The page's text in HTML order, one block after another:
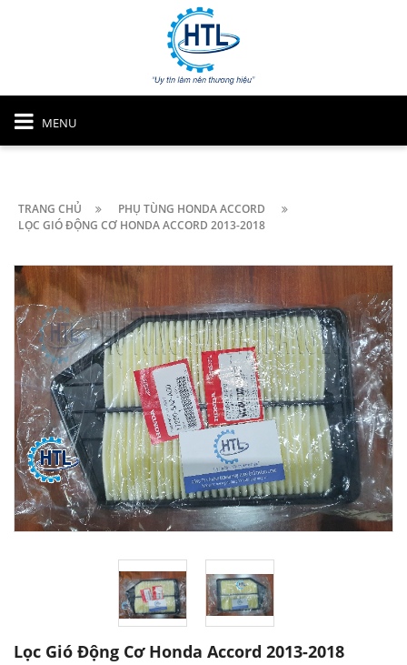
MENU
TRANG CHỦ
PHỤ TÙNG HONDA ACCORD
LỌC GIÓ ĐỘNG CƠ HONDA ACCORD 2013-2018
Lọc Gió Động Cơ Honda Accord 2013-2018